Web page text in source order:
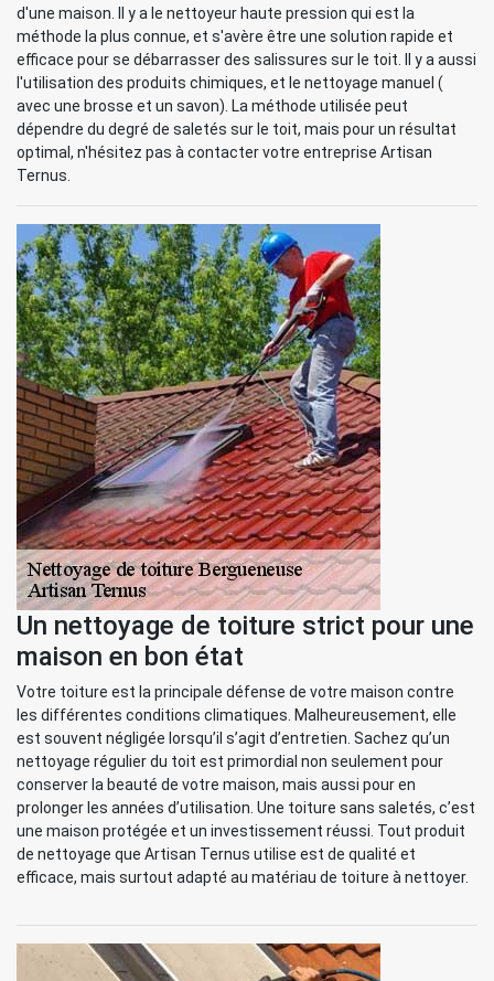
d'une maison. Il y a le nettoyeur haute pression qui est la
méthode la plus connue, et s'avère être une solution rapide et
efficace pour se débarrasser des salissures sur le toit. Il y a aussi
l'utilisation des produits chimiques, et le nettoyage manuel (
avec une brosse et un savon). La méthode utilisée peut
dépendre du degré de saletés sur le toit, mais pour un résultat
optimal, n'hésitez pas à contacter votre entreprise Artisan
Ternus.
Un nettoyage de toiture strict pour une
maison en bon état
Votre toiture est la principale défense de votre maison contre
les différentes conditions climatiques. Malheureusement, elle
est souvent négligée lorsqu’il s’agit d’entretien. Sachez qu’un
nettoyage régulier du toit est primordial non seulement pour
conserver la beauté de votre maison, mais aussi pour en
prolonger les années d’utilisation. Une toiture sans saletés, c’est
une maison protégée et un investissement réussi. Tout produit
de nettoyage que Artisan Ternus utilise est de qualité et
efficace, mais surtout adapté au matériau de toiture à nettoyer.